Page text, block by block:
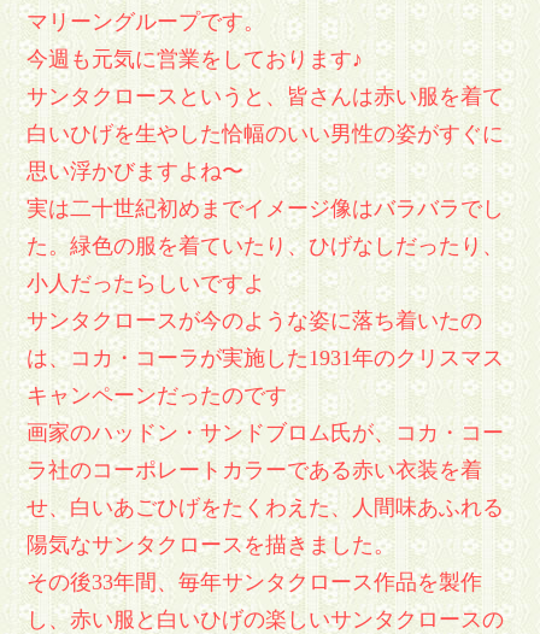
マリーングループです。
今週も元気に営業をしております♪
サンタクロースというと、皆さんは赤い服を着て
白いひげを生やした恰幅のいい男性の姿がすぐに
思い浮かびますよね〜
実は二十世紀初めまでイメージ像はバラバラでし
た。緑色の服を着ていたり、ひげなしだったり、
小人だったらしいですよ
サンタクロースが今のような姿に落ち着いたの
は、コカ・コーラが実施した1931年のクリスマス
キャンペーンだったのです
画家のハッドン・サンドブロム氏が、コカ・コー
ラ社のコーポレートカラーである赤い衣装を着
せ、白いあごひげをたくわえた、人間味あふれる
陽気なサンタクロースを描きました。
その後33年間、毎年サンタクロース作品を製作
し、赤い服と白いひげの楽しいサンタクロースの